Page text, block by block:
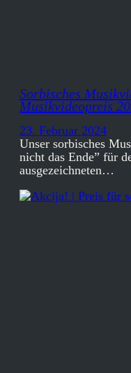
Sorbisches
Musikvideopreis
23. Februar 2024
Unser sorbisches
nicht das Ende” für
ausgezeichneten…